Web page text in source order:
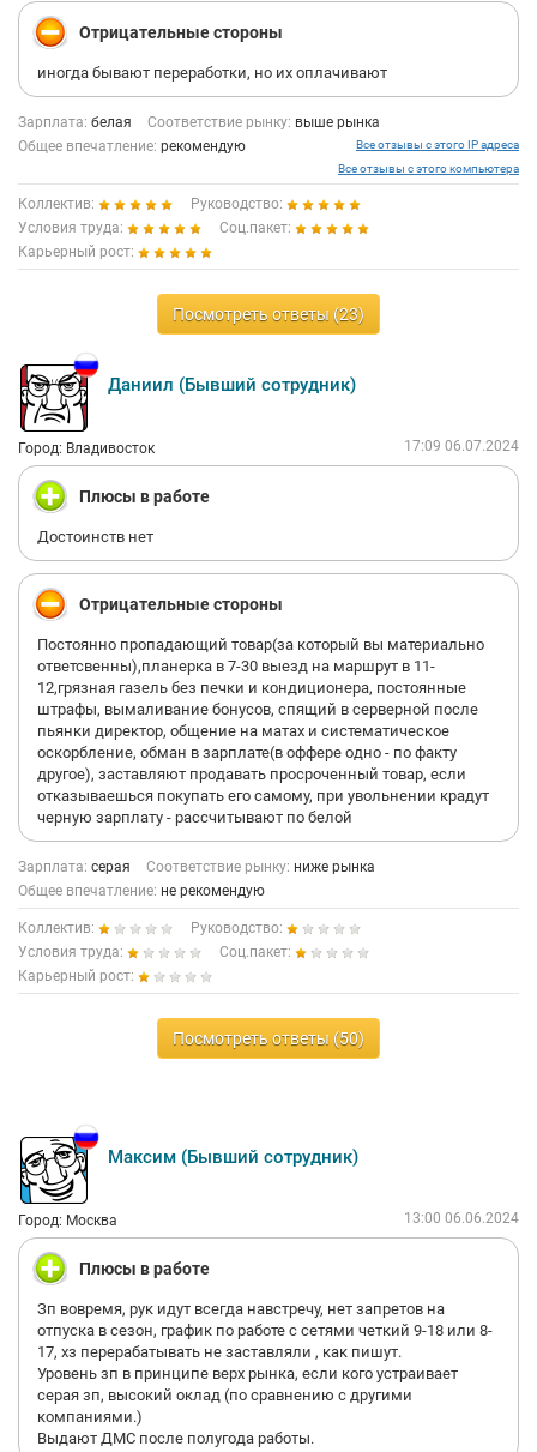
Отрицательные стороны
иногда бывают переработки, но их оплачивают
Зарплата: белая Соответствие рынку: выше рынка
Общее впечатление: рекомендую
Все отзывы с этого IP адреса
Все отзывы с этого компьютера
Коллектив:
Руководство:
Условия труда:
Соц.пакет:
Карьерный рост:
Посмотреть ответы (23)
Даниил (Бывший сотрудник)
Город: Владивосток 17:09 06.07.2024
Плюсы в работе
Достоинств нет
Отрицательные стороны
Постоянно пропадающий товар(за который вы материально
ответсвенны),планерка в 7-30 выезд на маршрут в 11-
12,грязная газель без печки и кондиционера, постоянные
штрафы, вымаливание бонусов, спящий в серверной после
пьянки директор, общение на матах и систематическое
оскорбление, обман в зарплате(в оффере одно - по факту
другое), заставляют продавать просроченный товар, если
отказываешься покупать его самому, при увольнении крадут
черную зарплату - рассчитывают по белой
Зарплата: серая Соответствие рынку: ниже рынка
Общее впечатление: не рекомендую
Коллектив:
Руководство:
Условия труда:
Соц.пакет:
Карьерный рост:
Посмотреть ответы (50)
Максим (Бывший сотрудник)
Город: Москва 13:00 06.06.2024
Плюсы в работе
Зп вовремя, рук идут всегда навстречу, нет запретов на
отпуска в сезон, график по работе с сетями четкий 9-18 или 8-
17, хз перерабатывать не заставляли , как пишут.
Уровень зп в принципе верх рынка, если кого устраивает
серая зп, высокий оклад (по сравнению с другими
компаниями.)
Выдают ДМС после полугода работы.